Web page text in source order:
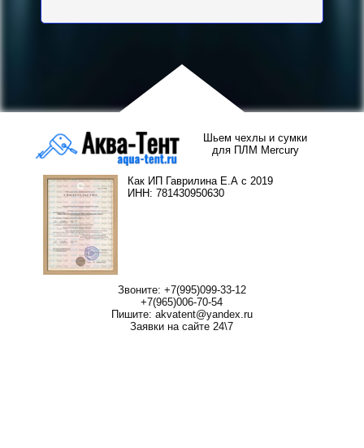
Шьем чехлы и сумки
для ПЛМ Mercury
Как ИП Гаврилина Е.А с 2019
ИНН: 781430950630
Звоните: +7(995)099-33-12
+7(965)006-70-54
Пишите: akvatent@yandex.ru
Заявки на сайте 24\7